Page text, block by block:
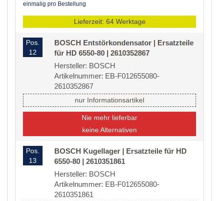
einmalig pro Bestellung
Lieferzeit: 64 Werktage
Pos.
12
BOSCH Entstörkondensator | Ersatzteile
für HD 6550-80 | 2610352867
Hersteller: BOSCH
Artikelnummer: EB-F012655080-
2610352867
nur Informationsartikel
Nie mehr lieferbar
keine Alternativen
Pos.
13
BOSCH Kugellager | Ersatzteile für HD
6550-80 | 2610351861
Hersteller: BOSCH
Artikelnummer: EB-F012655080-
2610351861